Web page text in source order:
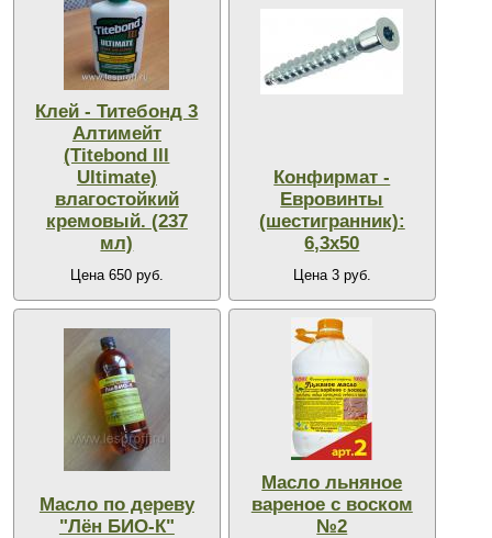
Клей - Титебонд 3
Алтимейт
(Titebond lll
Ultimate)
влагостойкий
кремовый. (237
мл)
Цена 650 руб.
Конфирмат -
Евровинты
(шестигранник):
6,3х50
Цена 3 руб.
Масло по дереву
"Лён БИО-К"
Масло льняное
вареное с воском
№2